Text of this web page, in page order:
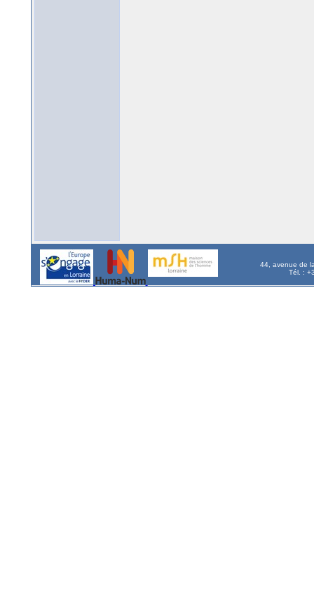
44, avenue de
Tél. :